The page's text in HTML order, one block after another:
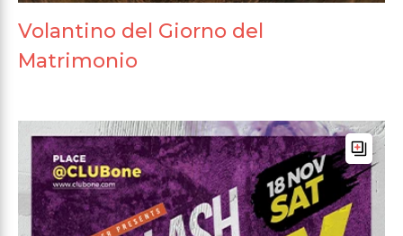
Volantino del Giorno del
Matrimonio